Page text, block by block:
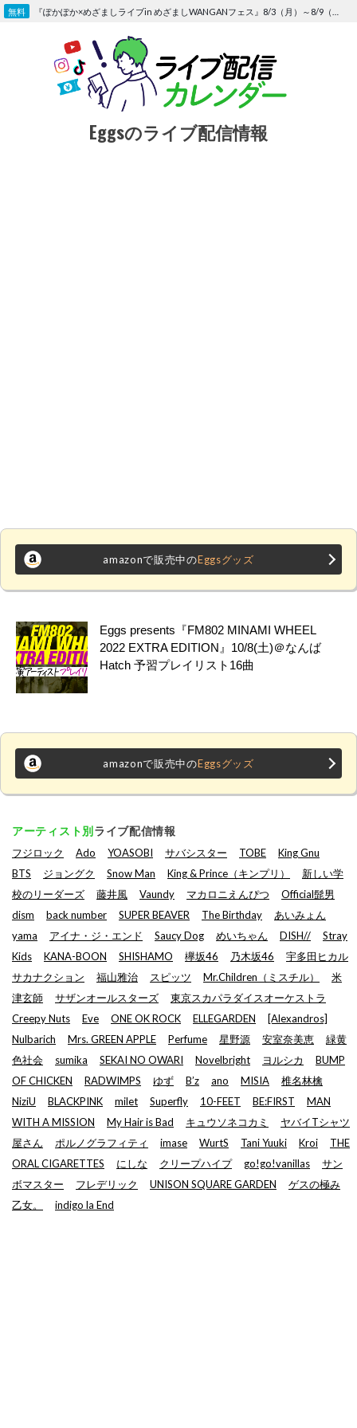
Skip
Eggsのライブ配信情報
amazonで販売中のEggsグッズ
Eggs presents『FM802 MINAMI WHEEL
2022 EXTRA EDITION』10/8(土)＠なんば
Hatch 予習プレイリスト16曲
amazonで販売中のEggsグッズ
アーティスト別ライブ配信情報
フジロック Ado YOASOBI サバシスター TOBE
King Gnu
BTS
ジョングク Snow Man King & Prince（キンプリ）
新しい学
校のリーダーズ
藤井風 Vaundy マカロニえんぴつ
Official髭男
dism
back number SUPER BEAVER The Birthday
あいみょん
yama
アイナ・ジ・エンド Saucy Dog めいちゃん DISH//
Stray
Kids
KANA-BOON SHISHAMO 欅坂46 乃木坂46
宇多田ヒカル
サカナクション
福山雅治 スピッツ Mr.Children（ミスチル）
米
津玄師
サザンオールスターズ
東京スカパラダイスオーケストラ
Creepy Nuts
Eve ONE OK ROCK ELLEGARDEN
[Alexandros]
Nulbarich
Mrs. GREEN APPLE Perfume 星野源 安室奈美恵
緑黄
色社会
sumika SEKAI NO OWARI Novelbright ヨルシカ
BUMP
OF CHICKEN
RADWIMPS ゆず B’z ano MISIA
椎名林檎
NiziU
BLACKPINK milet Superfly 10-FEET BE:FIRST
MAN
WITH A MISSION
My Hair is Bad キュウソネコカミ
ヤバイTシャツ
屋さん
ポルノグラフィティ imase WurtS Tani Yuuki Kroi
THE
ORAL CIGARETTES
にしな クリープハイプ go!go!vanillas
サン
ボマスター
フレデリック UNISON SQUARE GARDEN
ゲスの極み
乙女。
indigo la End